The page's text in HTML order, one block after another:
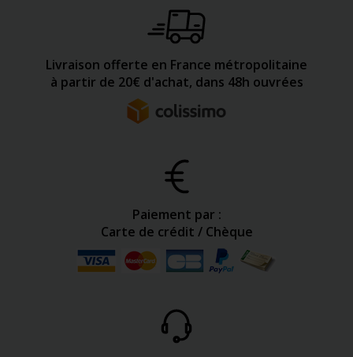
Livraison offerte en France métropolitaine
à partir de 20€ d'achat, dans 48h ouvrées
Paiement par :
Carte de crédit / Chèque